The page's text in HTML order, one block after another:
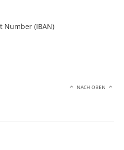
Number (IBAN)
NACH OBEN